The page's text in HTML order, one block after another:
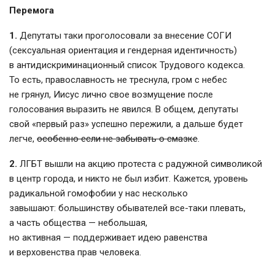
Перемога
1. Депутаты таки проголосовали за внесение СОГИ
(сексуальная ориентация и гендерная идентичность)
в антидискриминационный список Трудового кодекса.
То есть, православность не треснула, гром с небес
не грянул, Иисус лично свое возмущение после
голосования выразить не явился. В общем, депутаты
свой «первый раз» успешно пережили, а дальше будет
легче, особенно если не забывать о смазке.
2. ЛГБТ вышли на акцию протеста с радужной символикой
в центр города, и никто не был избит. Кажется, уровень
радикальной гомофобии у нас несколько
завышают: большинству обывателей все-таки плевать,
а часть общества — небольшая,
но активная — поддерживает идею равенства
и верховенства прав человека.